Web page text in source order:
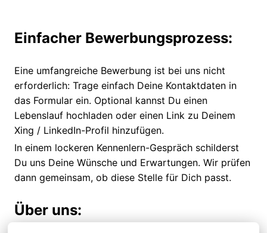
Einfacher Bewerbungsprozess:
Eine umfangreiche Bewerbung ist bei uns nicht
erforderlich: Trage einfach Deine Kontaktdaten in
das Formular ein. Optional kannst Du einen
Lebenslauf hochladen oder einen Link zu Deinem
Xing / LinkedIn-Profil hinzufügen.
In einem lockeren Kennenlern-Gespräch schilderst
Du uns Deine Wünsche und Erwartungen. Wir prüfen
dann gemeinsam, ob diese Stelle für Dich passt.
Über uns: